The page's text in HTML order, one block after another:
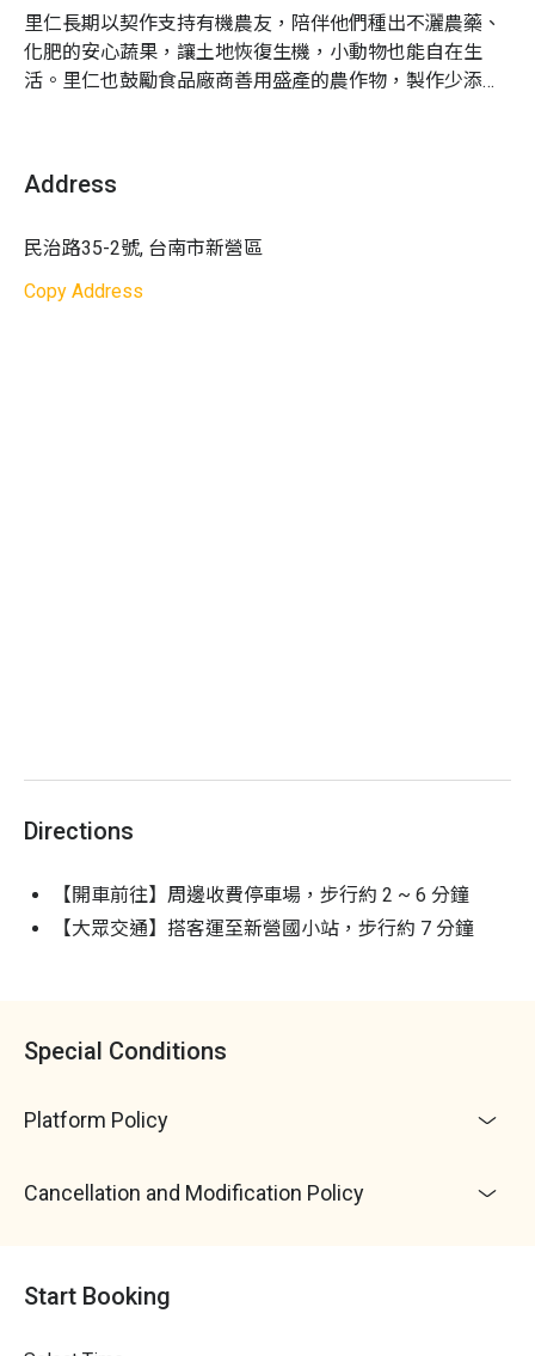
領取 2 張折價券。
提醒您：請於該場活動結束前領取電子折價券，活動結束
後，恕不補發。
可以的！電子折價券領取後，歡迎當天就使用。請特別留
過教學過程
4.里仁電子折價券將於活動報到時，透過「里仁水滴
會員 APP」發放
6.課程進行過程會拍照或錄影作為後續活動推廣使
寵物相關：不開放寵物進入
天氣影響：
里仁長期以契作支持有機農友，陪伴他們種出不灑農藥、
化肥的安心蔬果，讓土地恢復生機，小動物也能自在生
活。里仁也鼓勵食品廠商善用盛產的農作物，製作少添加
Address
民治路35-2號, 台南市新營區
Copy Address
Directions
【開車前往】周邊收費停車場，步行約 2 ~ 6 分鐘
【大眾交通】搭客運至新營國小站，步行約 7 分鐘
Special Conditions
Platform Policy
Cancellation and Modification Policy
Start Booking